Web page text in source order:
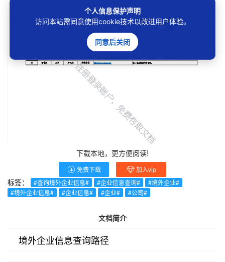
下载本地，更方便阅读!
免费下载 加入vip
标签： #查询境外企业信息# #企业信息查询#
#境外企业#
#境外企业信息#
#企业信息# #企业# #公司#
文档简介
境外企业信息查询路径
个人信息保护声明
访问本站需同意使用cookie技术以改进用户体验。
同意后关闭